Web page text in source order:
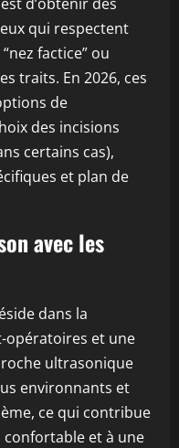
qui respectent
factice” ou
traits. En 2026, ces
de
des incisions
certains cas),
et plan de
avec les
dans la
opératoires et une
ultrasonique
environnants et
ce qui contribue
et à une